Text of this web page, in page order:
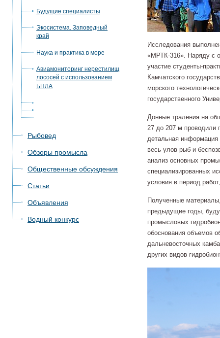
Будущие специалисты
Экосистема. Заповедный
край
Наука и практика в море
Авиамониторинг нерестилищ
лососей с использованием
БПЛА
Рыбовед
Обзоры промысла
Общественные обсуждения
Статьи
Объявления
Водный конкурс
Исследования
«МРТК-316». Наряду с
участие студенты-
Камчатского
морского
государственного
Донные траления на
27 до 207 м проводили
детальная
весь улов рыб и
анализ основных
специализированных
условия в период
Полученные
предыдущие годы,
промысловых
обоснования объемов
дальневосточных
других видов